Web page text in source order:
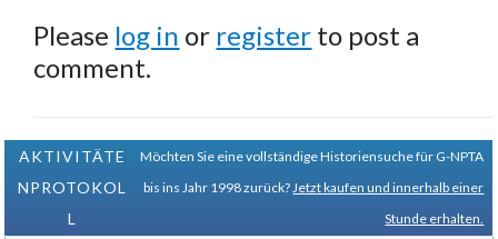
Please log in or register to post a
comment.
AKTIVITÄTE
NPROTOKOL
L
Möchten Sie eine vollständige Historiensuche für G-NPTA
bis ins Jahr 1998 zurück? Jetzt kaufen und innerhalb einer
Stunde erhalten.